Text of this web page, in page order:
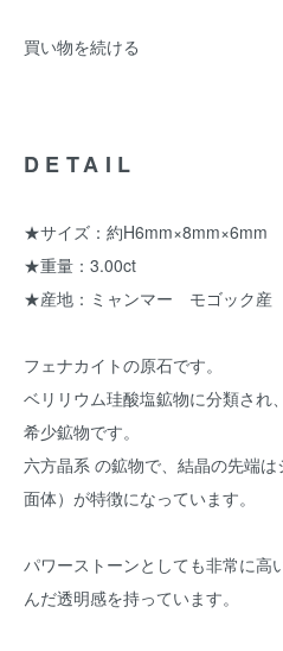
買い物を続ける
DETAIL
★サイズ：約H6mm×8mm×6mm
★重量：3.00ct
★産地：ミャンマー モゴック産
フェナカイトの原石です。
ベリリウム珪酸塩鉱物に分類され
希少鉱物です。
六方晶系 の鉱物で、結晶の先端
面体）が特徴になっています。
パワーストーンとしても非常に高
んだ透明感を持っています。